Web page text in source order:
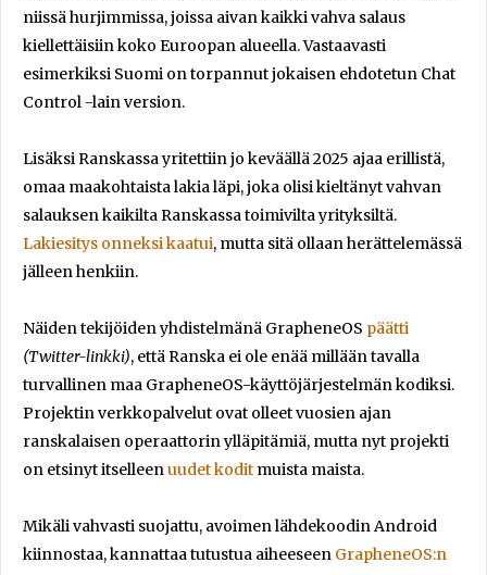
niissä hurjimmissa, joissa aivan kaikki vahva salaus
kiellettäisiin koko Euroopan alueella. Vastaavasti
esimerkiksi Suomi on torpannut jokaisen ehdotetun Chat
Control -lain version.
Lisäksi Ranskassa yritettiin jo keväällä 2025 ajaa erillistä,
omaa maakohtaista lakia läpi, joka olisi kieltänyt vahvan
salauksen kaikilta Ranskassa toimivilta yrityksiltä.
Lakiesitys onneksi kaatui, mutta sitä ollaan herättelemässä
jälleen henkiin.
Näiden tekijöiden yhdistelmänä GrapheneOS päätti
(Twitter-linkki), että Ranska ei ole enää millään tavalla
turvallinen maa GrapheneOS-käyttöjärjestelmän kodiksi.
Projektin verkkopalvelut ovat olleet vuosien ajan
ranskalaisen operaattorin ylläpitämiä, mutta nyt projekti
on etsinyt itselleenuudet kodit muista maista.
Mikäli vahvasti suojattu, avoimen lähdekoodin Android
kiinnostaa, kannattaa tutustua aiheeseen GrapheneOS:n